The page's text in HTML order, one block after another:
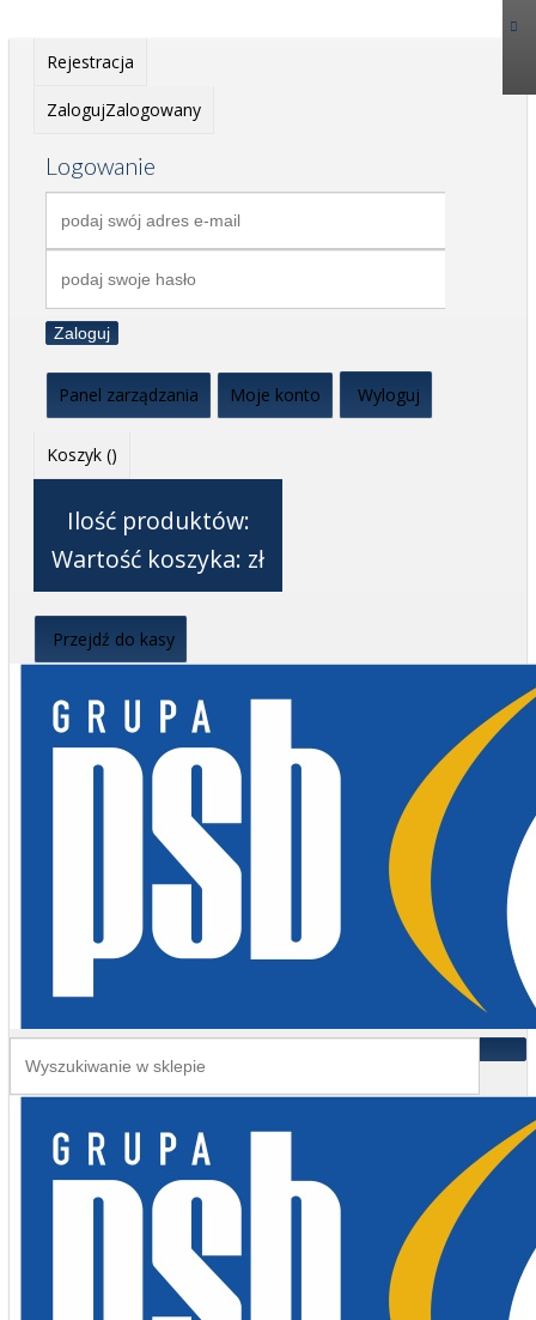
Rejestracja
ZalogujZalogowany
Logowanie
Zaloguj
Panel zarządzania Moje konto Wyloguj
Koszyk ()
Ilość produktów:
Wartość koszyka: zł
Przejdź do kasy